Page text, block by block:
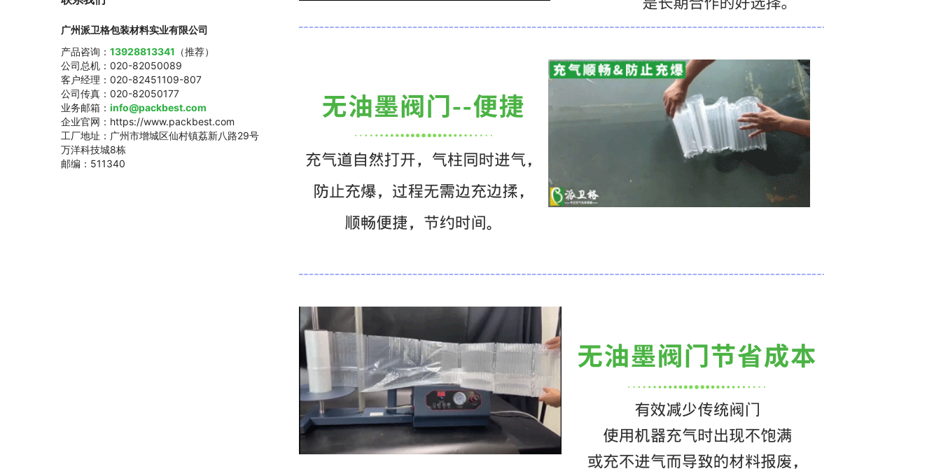
广州派卫格包装材料实业有限公司
产品咨询： 13928813341 （推荐）
公司总机：020-82050089
客户经理：020-82451109-807
公司传真：020-82050177
业务邮箱： info@packbest.com
企业官网：https://www.packbest.com
工厂地址：广州市增城区仙村镇荔新八路29号
万洋科技城8栋
邮编：511340